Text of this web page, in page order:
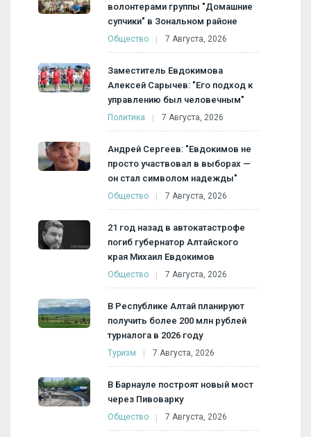
волонтерами группы "Домашние
супчики" в Зональном районе
Общество 7 Августа, 2026
Заместитель Евдокимова
Алексей Сарычев: "Его подход к
управлению был человечным"
Политика 7 Августа, 2026
Андрей Сергеев: "Евдокимов не
просто участвовал в выборах —
он стал символом надежды"
Общество 7 Августа, 2026
21 год назад в автокатастрофе
погиб губернатор Алтайского
края Михаил Евдокимов
Общество 7 Августа, 2026
В Республике Алтай планируют
получить более 200 млн рублей
турналога в 2026 году
Туризм 7 Августа, 2026
В Барнауле построят новый мост
через Пивоварку
Общество 7 Августа, 2026